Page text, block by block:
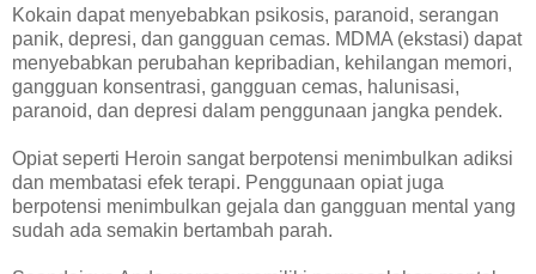
Kokain dapat menyebabkan psikosis, paranoid, serangan
panik, depresi, dan gangguan cemas. MDMA (ekstasi) dapat
menyebabkan perubahan kepribadian, kehilangan memori,
gangguan konsentrasi, gangguan cemas, halunisasi,
paranoid, dan depresi dalam penggunaan jangka pendek.
Opiat seperti Heroin sangat berpotensi menimbulkan adiksi
dan membatasi efek terapi. Penggunaan opiat juga
berpotensi menimbulkan gejala dan gangguan mental yang
sudah ada semakin bertambah parah.